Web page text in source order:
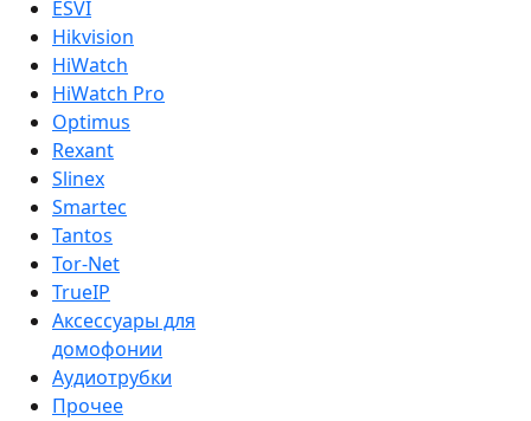
ESVI
Hikvision
HiWatch
HiWatch Pro
Optimus
Rexant
Slinex
Smartec
Tantos
Tor-Net
TrueIP
Аксессуары для
домофонии
Аудиотрубки
Прочее